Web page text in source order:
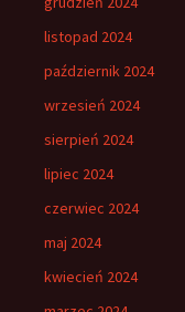
listopad 2024
październik 2024
wrzesień 2024
sierpień 2024
lipiec 2024
czerwiec 2024
maj 2024
kwiecień 2024